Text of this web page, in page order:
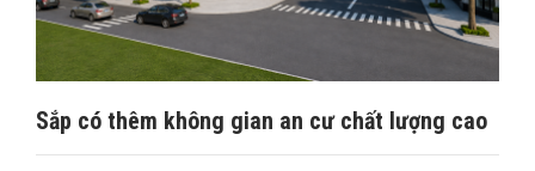
Sắp có thêm không gian an cư chất lượng cao